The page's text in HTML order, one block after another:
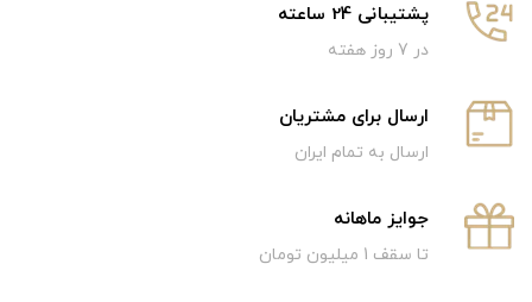
پشتیبانی 24 ساعته
در 7 روز هفته
ارسال برای مشتریان
ارسال به تمام ایران
جوایز ماهانه
تا سقف 1 میلیون تومان